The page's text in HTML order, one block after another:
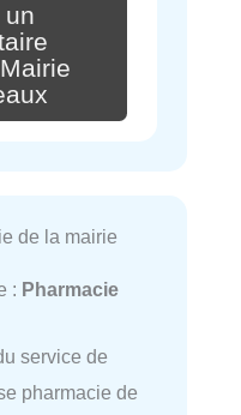
de la mairie
: Pharmacie
service de
pharmacie de